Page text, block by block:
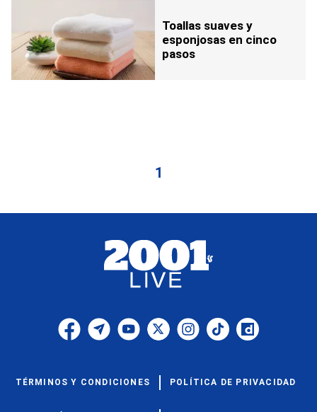
Toallas suaves y
esponjosas en cinco
pasos
1
TÉRMINOS Y CONDICIONES POLÍTICA DE PRIVACIDAD